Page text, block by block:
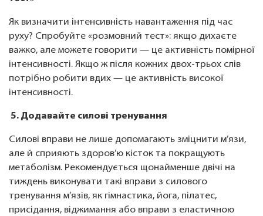
Як визначити інтенсивність навантаження під час
руху? Спробуйте «розмовний тест»: якщо дихаєте
важко, але можете говорити — це активність помірної
інтенсивності. Якщо ж після кожних двох-трьох слів
потрібно робити вдих — це активність високої
інтенсивності.
5. Додавайте силові тренування
Силові вправи не лише допомагають зміцнити м’язи,
але й сприяють здоров’ю кісток та покращують
метаболізм. Рекомендується щонайменше двічі на
тиждень виконувати такі вправи з силового
тренування м’язів, як гімнастика, йога, пілатес,
присідання, віджимання або вправи з еластичною